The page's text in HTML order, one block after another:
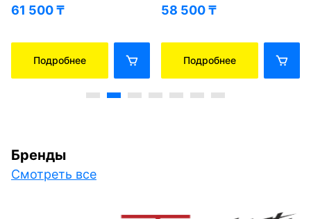
61 500₸
Подробнее
58 500₸
Подробнее
Бренды
Смотреть все